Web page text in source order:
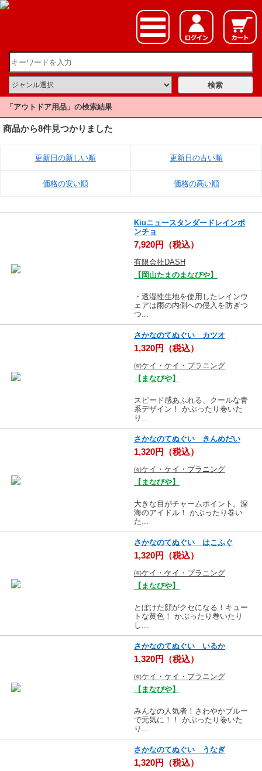
「アウトドア用品」の検索結果
商品から8件見つかりました
更新日の新しい順 更新日の古い順
価格の安い順 価格の高い順
Kiuニュースタンダードレインポ
ンチョ
7,920円（税込）
有限会社DASH
【岡山たまのまなびや】
・透湿性生地を使用したレインウ
ェアは雨の内側への侵入を防ぎつ
つ...
さかなのてぬぐい カツオ
1,320円（税込）
㈲ケイ・ケイ・プラニング
【まなびや】
スピード感あふれる、クールな青
系デザイン！ かぶったり巻いた
り...
さかなのてぬぐい きんめだい
1,320円（税込）
㈲ケイ・ケイ・プラニング
【まなびや】
大きな目がチャームポイント。深
海のアイドル！ かぶったり巻い
た...
さかなのてぬぐい はこふぐ
1,320円（税込）
㈲ケイ・ケイ・プラニング
【まなびや】
とぼけた顔がクセになる！キュー
トな黄色！ かぶったり巻いたり
し...
さかなのてぬぐい いるか
1,320円（税込）
㈲ケイ・ケイ・プラニング
【まなびや】
みんなの人気者！さわやかブルー
で元気に！！ かぶったり巻いた
り...
さかなのてぬぐい うなぎ
1,320円（税込）